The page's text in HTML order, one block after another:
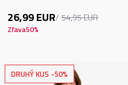
26,99EUR 54,95EUR
Zľava50%
DRUHÝ KUS -50%